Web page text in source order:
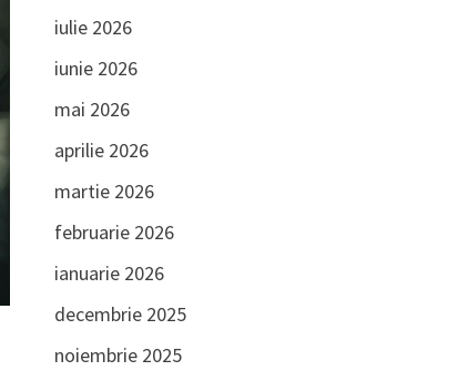
iulie 2026
iunie 2026
mai 2026
aprilie 2026
martie 2026
februarie 2026
ianuarie 2026
decembrie 2025
noiembrie 2025